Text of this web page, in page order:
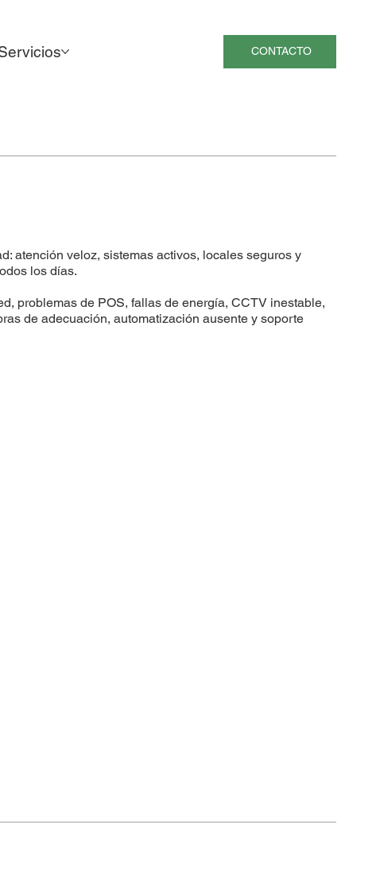
CONTACTO
atención veloz, sistemas activos, locales seguros y
los días.
problemas de POS, fallas de energía, CCTV inestable,
de adecuación, automatización ausente y soporte